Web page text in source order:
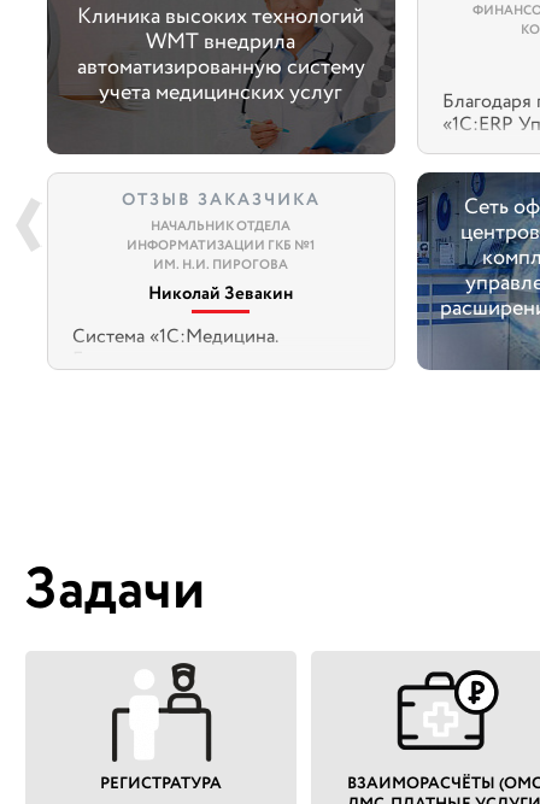
Клиника высоких технологий
WMT внедрила
автоматизированную систему
учета медицинских услуг
Благодаря
«1С:ERP
только
высокий
лечения и
но и
Все 34
центра
сервиса.
ОТЗЫВ ЗАКАЗЧИКА
НАЧАЛЬНИК ОТДЕЛА
ИНФОРМАТИЗАЦИИ ГКБ №1
ИМ. Н.И. ПИРОГОВА
Николай Зевакин
Система «1С:Медицина.
услуг с одного до семи и
увеличить выручку по оказанию
Сеть
Задачи
РЕГИСТРАТУРА
ВЗАИМОРАСЧЁТЫ